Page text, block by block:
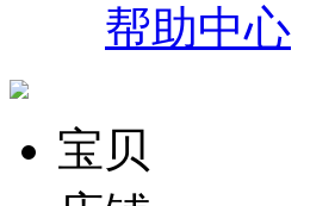
帮助中心
宝贝